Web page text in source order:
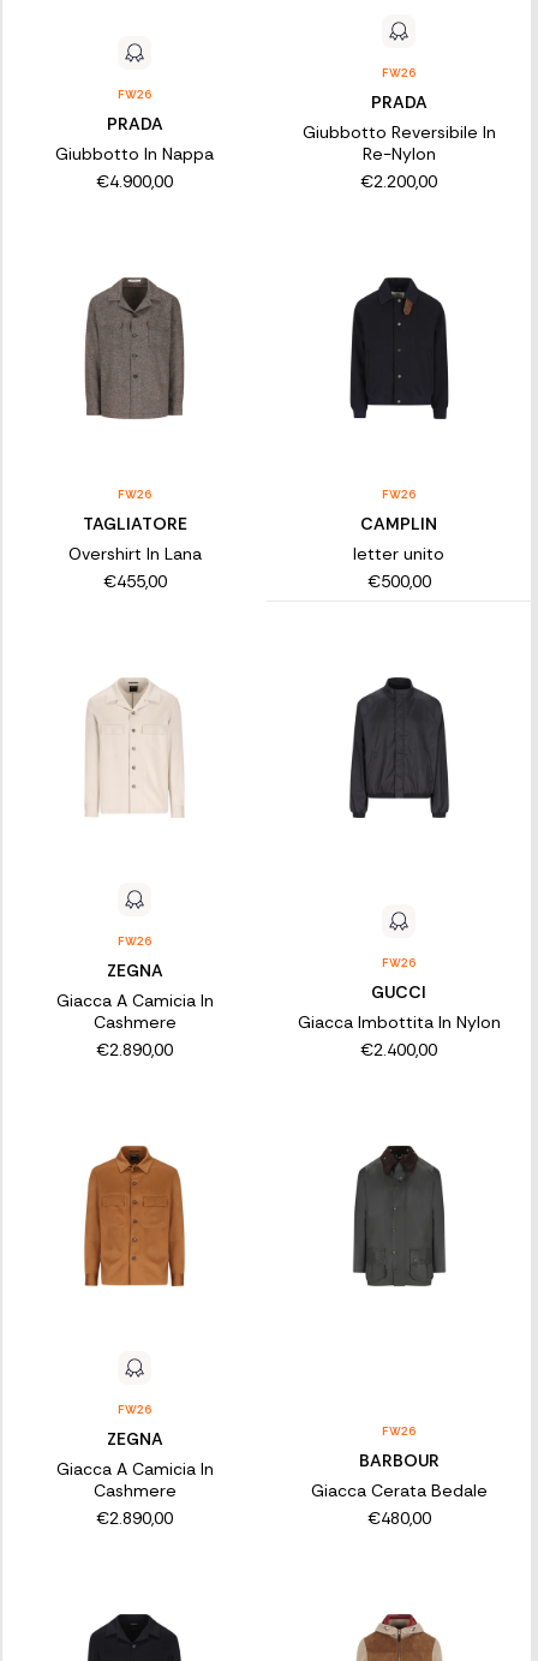
FW26
PRADA
Giubbotto In Nappa
€4.900,00
FW26
PRADA
Giubbotto Reversibile In
Re-Nylon
€2.200,00
FW26
TAGLIATORE
Overshirt In Lana
€455,00
FW26
CAMPLIN
letter unito
€500,00
FW26
ZEGNA
Giacca A Camicia In
Cashmere
€2.890,00
FW26
GUCCI
Giacca Imbottita In Nylon
€2.400,00
FW26
ZEGNA
Giacca A Camicia In
Cashmere
€2.890,00
FW26
BARBOUR
Giacca Cerata Bedale
€480,00